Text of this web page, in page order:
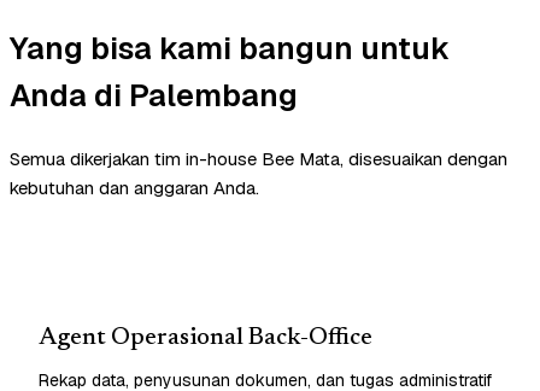
Yang bisa kami bangun untuk
Anda di Palembang
Semua dikerjakan tim in-house Bee Mata, disesuaikan dengan
kebutuhan dan anggaran Anda.
Agent Operasional Back-Office
Rekap data, penyusunan dokumen, dan tugas administratif